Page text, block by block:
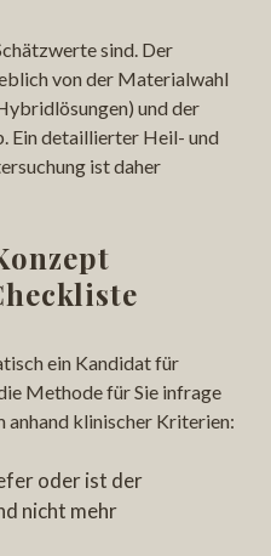
sind. Der
von der Materialwahl
und der
Ein detaillierter Heil- und
ist daher
ein Kandidat für
Methode für Sie infrage
anhand klinischer Kriterien:
oder ist der
nicht mehr